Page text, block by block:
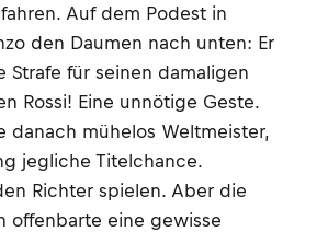
Auf dem Podest in
den Daumen nach unten: Er
Strafe für seinen damaligen
Rossi! Eine unnötige Geste.
danach mühelos Weltmeister,
jegliche Titelchance.
Richter spielen. Aber die
offenbarte eine gewisse